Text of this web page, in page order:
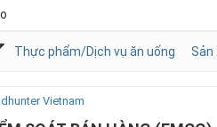
Thực phẩm/Dịch vụ ăn uống Sản
Vietnam